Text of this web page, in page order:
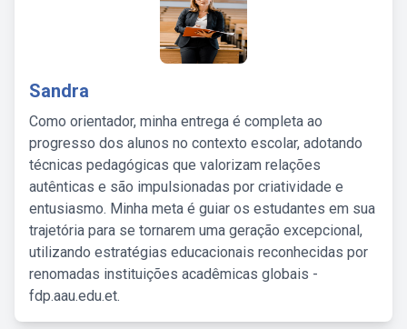
Sandra
Como orientador, minha entrega é completa ao
progresso dos alunos no contexto escolar, adotando
técnicas pedagógicas que valorizam relações
autênticas e são impulsionadas por criatividade e
entusiasmo. Minha meta é guiar os estudantes em sua
trajetória para se tornarem uma geração excepcional,
utilizando estratégias educacionais reconhecidas por
renomadas instituições acadêmicas globais -
fdp.aau.edu.et.